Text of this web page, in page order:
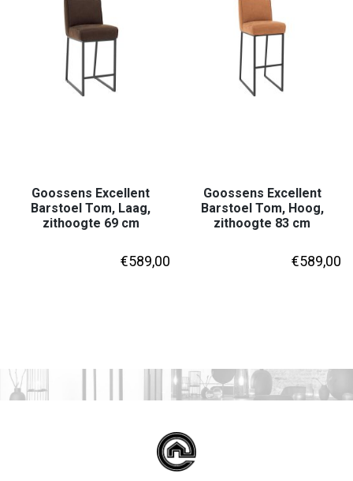
Goossens Excellent
Barstoel Tom, Laag,
zithoogte 69 cm
€589,00
Goossens Excellent
Barstoel Tom, Hoog,
zithoogte 83 cm
€589,00